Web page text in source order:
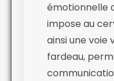
émotionnelle
impose au
ainsi une voie
fardeau,